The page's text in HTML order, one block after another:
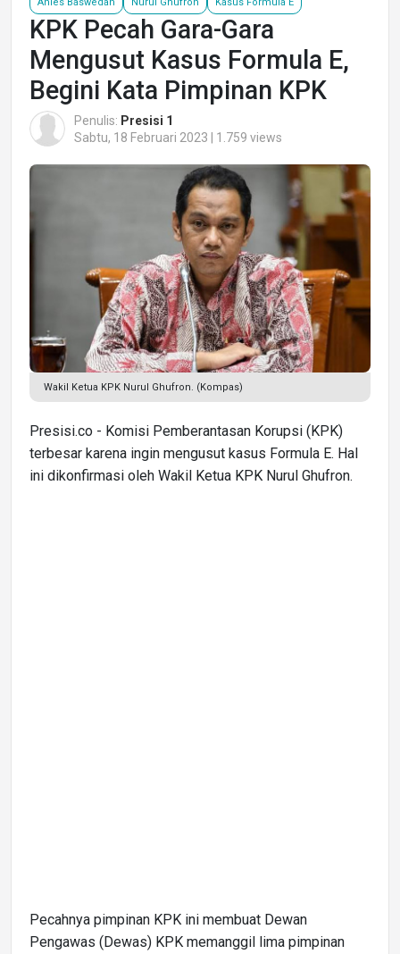
KPK Pecah Gara-Gara
Mengusut Kasus Formula E,
Begini Kata Pimpinan KPK
Penulis: Presisi 1
Sabtu, 18 Februari 2023 | 1.759 views
Wakil Ketua KPK Nurul Ghufron. (Kompas)
Presisi.co - Komisi Pemberantasan Korupsi (KPK)
terbesar karena ingin mengusut kasus Formula E. Hal
ini dikonfirmasi oleh Wakil Ketua KPK Nurul Ghufron.
Pecahnya pimpinan KPK ini membuat Dewan
Pengawas (Dewas) KPK memanggil lima pimpinan